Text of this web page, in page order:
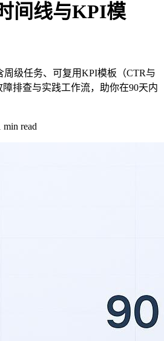
间线与KPI模
周级任务、可复用KPI模板（CTR与
排查与实践工作流，助你在90天内
min read